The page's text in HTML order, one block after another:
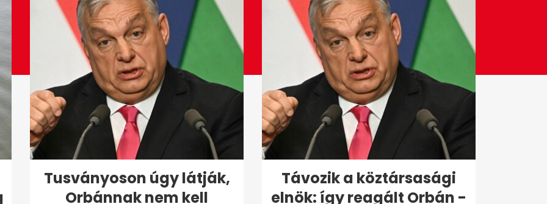
Tusványoson úgy látják,
Orbánnak nem kell
Távozik a köztársasági
elnök: így reagált Orbán -